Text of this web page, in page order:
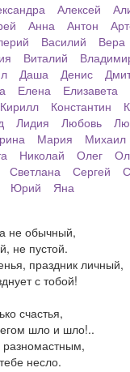
Алексей
Анна Антон
Василий Вера
Виталий
Даша Денис
Елена Елизавета
Кирилл Константин
Лидия Любовь
Мария Михаил
Николай Олег
Светлана Сергей
Юрий Яна
не обычный,
не пустой.
праздник личный,
с тобой!
счастья,
шло и шло!..
несло.